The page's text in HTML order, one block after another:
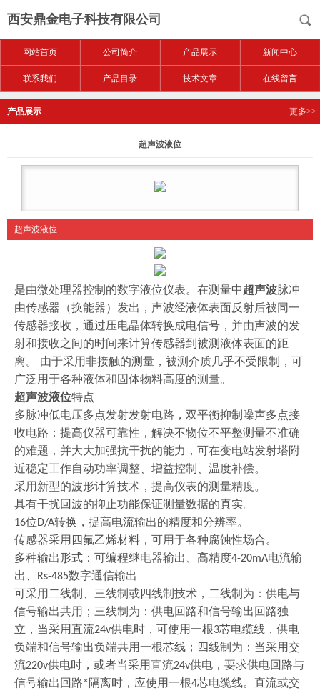
西安鼎金电子科技有限公司
网站首页 公司简介 产品展示 新闻中心
联系我们 产品目录 技术文章 在线留言
产品展示 更多>>
超声波液位
超声波液位
是由微处理器控制的数字液位仪表。在测量中超声波脉冲
由传感器（换能器）发出，声波经液体表面反射后被同一
传感器接收，通过压电晶体转换成电信号，并由声波的发
射和接收之间的时间来计算传感器到被测液体表面的距
离。
由于采用非接触的测量，被测介质几乎不受限制，可
广泛用于各种液体和固体物料高度的测量。
超声波液位特点
多脉冲低电压多点发射发射电路，双平衡抑制噪声多点接
收电路：提高仪器可靠性，解决不物位不平整测量不准确
的难题，并大大加强抗干扰的能力，可在变电站发射塔附
近稳定工作自动功率调整、增益控制、温度补偿。
采用新型的波形计算技术，提高仪表的测量精度。
具有干扰回波的抑止功能保证测量数据的真实。
16位D/A转换，提高电流输出的精度和分辨率。
传感器采用四氟乙烯材料，可用于各种腐蚀性场合。
多种输出形式：可编程继电器输出、高精度4-20mA电流输
出、
Rs-485数字通信输出
可采用二线制、三线制或四线制技术，二线制为：供电与
信号输出共用；三线制为：供电回路和信号输出回路独
立，当采用直流24v供电时，可使用一根3芯电缆线，供电
负端和信号输出负端共用一根芯线；四线制为：当采用交
流220v供电时，或者当采用直流24v供电，要求供电回路与
信号输出回路* 隔离时，应使用一根4芯电缆线。直流或交